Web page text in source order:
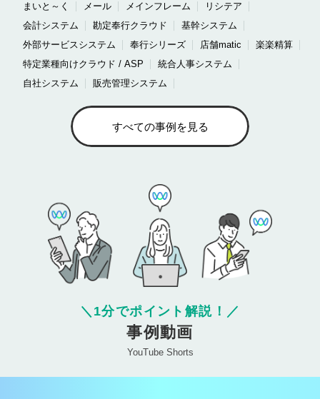
まいと～く
メール メインフレーム
リシテア
会計システム
勘定奉行クラウド
基幹システム
外部サービスシステム
奉行シリーズ 店舗matic
楽楽精算
特定業種向けクラウド / ASP
統合人事システム
自社システム
販売管理システム
すべての事例を見る
＼ 1分でポイント解説！ ／
事例動画
YouTube Shorts